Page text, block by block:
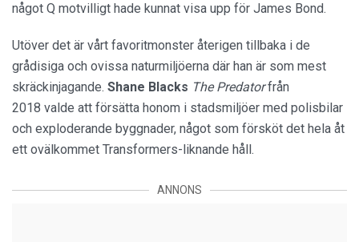
något Q motvilligt hade kunnat visa upp för James Bond.
Utöver det är vårt favoritmonster återigen tillbaka i de
grådisiga och ovissa naturmiljöerna där han är som mest
skräckinjagande. Shane Blacks The Predatorfrån
2018 valde att försätta honom i stadsmiljöer med polisbilar
och exploderande byggnader, något som försköt det hela åt
ett ovälkommet Transformers-liknande håll.
ANNONS